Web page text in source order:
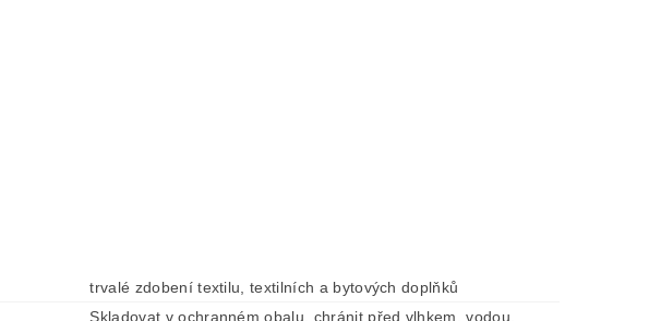
trvalé zdobení textilu, textilních a bytových doplňků
Skladovat v ochranném obalu, chránit před vlhkem, vodou,